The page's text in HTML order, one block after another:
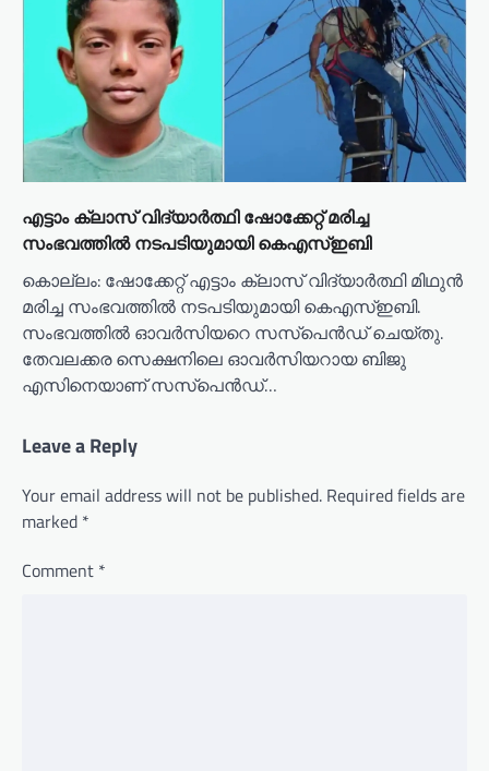
എട്ടാം ക്ലാസ് വിദ്യാർത്ഥി ഷോക്കേറ്റ് മരിച്ച
സംഭവത്തിൽ നടപടിയുമായി കെഎസ്ഇബി
കൊല്ലം: ഷോക്കേറ്റ് എട്ടാം ക്ലാസ് വിദ്യാർത്ഥി മിഥുന്‍
മരിച്ച സംഭവത്തിൽ നടപടിയുമായി കെഎസ്ഇബി.
സംഭവത്തിൽ ഓവർസിയറെ സസ്പെൻഡ് ചെയ്തു.
തേവലക്കര സെക്ഷനിലെ ഓവർസിയറായ ബിജു
എസിനെയാണ് സസ്പെൻഡ്…
Leave a Reply
Your email address will not be published. Required fields are
marked *
Comment *